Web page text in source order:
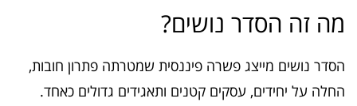
מה זה הסדר נושים?
הסדר נושים מייצג פשרה פיננסית שמטרתה פתרון חובות,
החלה על יחידים, עסקים קטנים ותאגידים גדולים כאחד.